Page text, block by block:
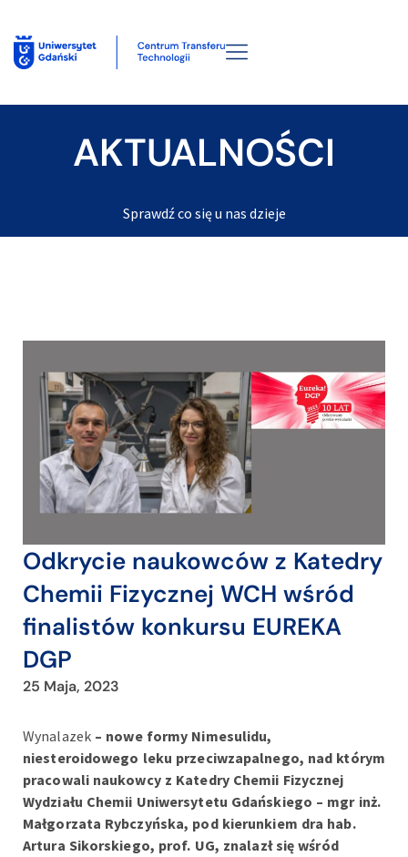
AKTUALNOŚCI
Sprawdź co się u nas dzieje
Odkrycie naukowców z Katedry
Chemii Fizycznej WCH wśród
finalistów konkursu EUREKA
DGP
25 Maja, 2023
Wynalazek– nowe formy Nimesulidu,
niesteroidowego leku przeciwzapalnego, nad którym
pracowali naukowcy z Katedry Chemii Fizycznej
Wydziału Chemii Uniwersytetu Gdańskiego – mgr inż.
Małgorzata Rybczyńska, pod kierunkiem dra hab.
Artura Sikorskiego, prof. UG, znalazł się wśród